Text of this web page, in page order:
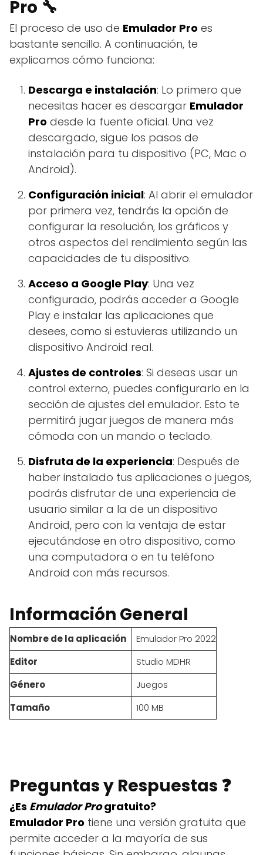
Pro 🔧
El proceso de uso de Emulador Pro es
bastante sencillo. A continuación, te
explicamos cómo funciona:
Descarga e instalación: Lo primero que
necesitas hacer es descargar Emulador
Pro desde la fuente oficial. Una vez
descargado, sigue los pasos de
instalación para tu dispositivo (PC, Mac o
Android).
Configuración inicial: Al abrir el emulador
por primera vez, tendrás la opción de
configurar la resolución, los gráficos y
otros aspectos del rendimiento según las
capacidades de tu dispositivo.
Acceso a Google Play: Una vez
configurado, podrás acceder a Google
Play e instalar las aplicaciones que
desees, como si estuvieras utilizando un
dispositivo Android real.
Ajustes de controles: Si deseas usar un
control externo, puedes configurarlo en la
sección de ajustes del emulador. Esto te
permitirá jugar juegos de manera más
cómoda con un mando o teclado.
Disfruta de la experiencia: Después de
haber instalado tus aplicaciones o juegos,
podrás disfrutar de una experiencia de
usuario similar a la de un dispositivo
Android, pero con la ventaja de estar
ejecutándose en otro dispositivo, como
una computadora o en tu teléfono
Android con más recursos.
Información General
Nombre de la aplicación
Emulador Pro 2022
Editor
Studio MDHR
Género
Juegos
Tamaño
100 MB
Preguntas y Respuestas ❓
¿Es Emulador Progratuito?
Emulador Pro tiene una versión gratuita que
permite acceder a la mayoría de sus